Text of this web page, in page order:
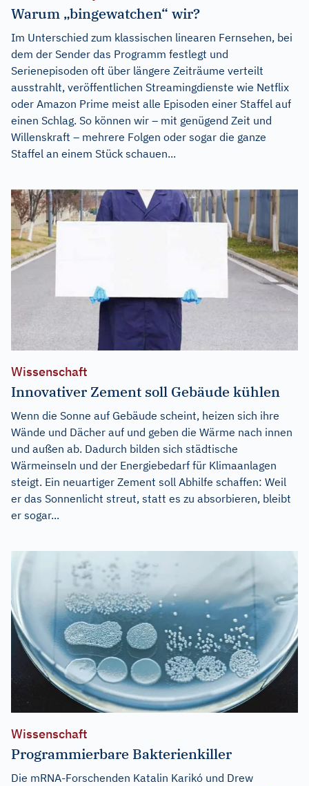
Warum „bingewatchen“ wir?
Im Unterschied zum klassischen linearen Fernsehen, bei
dem der Sender das Programm festlegt und
Serienepisoden oft über längere Zeiträume verteilt
ausstrahlt, veröffentlichen Streamingdienste wie Netflix
oder Amazon Prime meist alle Episoden einer Staffel auf
einen Schlag. So können wir – mit genügend Zeit und
Willenskraft – mehrere Folgen oder sogar die ganze
Staffel an einem Stück schauen...
Wissenschaft
Innovativer Zement soll Gebäude kühlen
Wenn die Sonne auf Gebäude scheint, heizen sich ihre
Wände und Dächer auf und geben die Wärme nach innen
und außen ab. Dadurch bilden sich städtische
Wärmeinseln und der Energiebedarf für Klimaanlagen
steigt. Ein neuartiger Zement soll Abhilfe schaffen: Weil
er das Sonnenlicht streut, statt es zu absorbieren, bleibt
er sogar...
Wissenschaft
Programmierbare Bakterienkiller
Die mRNA-Forschenden Katalin Karikó und Drew